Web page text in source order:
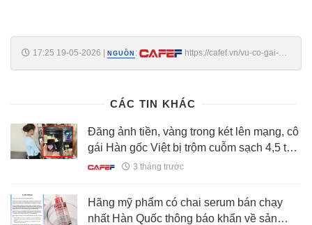
17:25 19-05-2026 | NGUỒN :
https://cafef.vn/vu-co-gai-
CÁC TIN KHÁC
Đăng ảnh tiền, vàng trong két lên mạng, cô
gái Hàn gốc Việt bị trộm cuỗm sạch 4,5 tỷ
đồng
3 tháng trước
Hãng mỹ phẩm có chai serum bán chạy
nhất Hàn Quốc thông báo khẩn về sản